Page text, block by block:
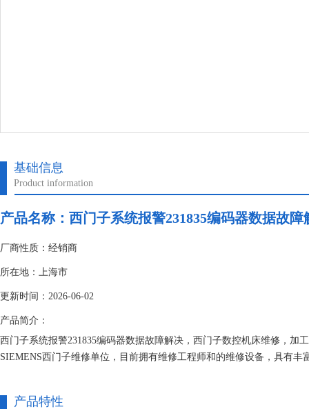
基础信息
Product information
产品名称： 西门子系统报警231835编码器数据故障
厂商性质：经销商
所在地：上海市
更新时间：2026-06-02
产品简介：
西门子系统报警231835编码器数据故障解决，西门子数控机床维修，
SIEMENS西门子维修单位，目前拥有维修工程师和的维修设备，具有
产品特性